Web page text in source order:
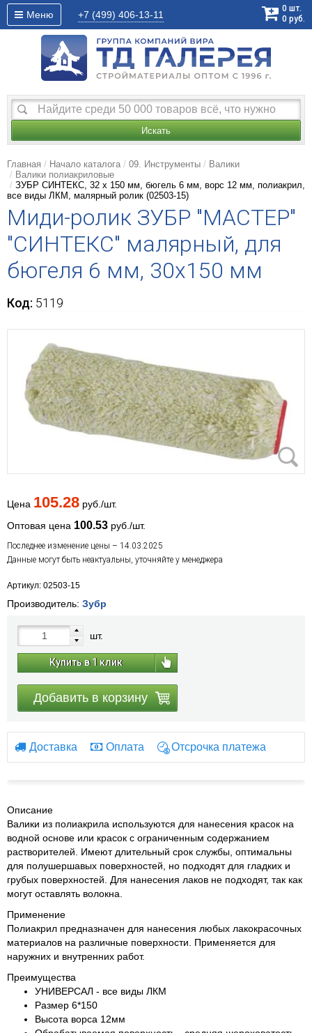
Меню +7 (499) 406-13-11
0 шт.
0 руб.
Искать
Главная Начало каталога 09. Инструменты
Валики
Валики полиакриловые
ЗУБР СИНТЕКС, 32 х 150 мм, бюгель 6 мм, ворс 12 мм, полиакрил,
все виды ЛКМ, малярный ролик (02503-15)
Миди-ролик ЗУБР "МАСТЕР"
"СИНТЕКС" малярный, для
бюгеля 6 мм, 30х150 мм
Код: 5119
Цена 105.28 руб./шт.
Оптовая цена 100.53 руб./шт.
Последнее изменение цены – 14.03.2025
Данные могут быть неактуальны, уточняйте у менеджера
Артикул: 02503-15
Производитель: Зубр
шт.
Купить в 1 клик
Добавить в корзину
Доставка Оплата Отсрочка платежа
Описание
Валики из полиакрила используются для нанесения красок на
водной основе или красок с ограниченным содержанием
растворителей. Имеют длительный срок службы, оптимальны
для полушершавых поверхностей, но подходят для гладких и
грубых поверхностей. Для нанесения лаков не подходят, так как
могут оставлять волокна.
Применение
Полиакрил предназначен для нанесения любых лакокрасочных
материалов на различные поверхности. Применяется для
наружних и внутренних работ.
Преимущества
УНИВЕРСАЛ - все виды ЛКМ
Размер 6*150
Высота ворса 12мм